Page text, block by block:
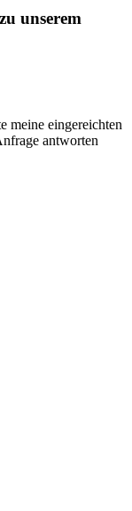
unserem
meine eingereichten
antworten